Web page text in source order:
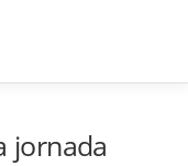
jornada